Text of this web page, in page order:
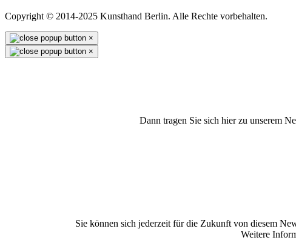
Copyright © 2014-2025 Kunsthand Berlin. Alle Rechte vorbehalten.
×
×
Dann tragen Sie sich hier zu unserem
Sie können sich jederzeit für die Zukunft von diesem
Weitere